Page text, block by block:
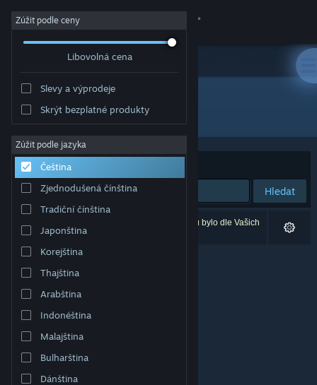
Přihlásit se
Komunita
Informace
Podpora
Změnit jazyk
Mobilní aplikace služby Steam
Desktopová verze stránky
Zúžit podle ceny
Libovolná cena
Slevy a výprodeje
Skrýt bezplatné produkty
Zúžit podle jazyka
Čeština
Zjednodušená čínština
Tradiční čínština
Japonština
Korejština
Thajština
Arabština
Indonéština
Malajština
Bulharština
Dánština
Vydavatel: Hittite Games
Seřadit podle
Hledat
Vašemu zadání odpovídá 0 výsledků. 4 produktů bylo dle Vašich
předvoleb vyloučeno z výsledků vyhledávání.